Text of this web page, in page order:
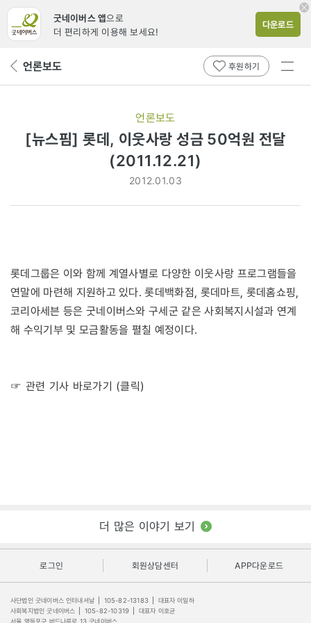
굿네이버스 앱으로
더 편리하게 이용해 보세요!
다운로드
뒤 언론보도 후원하기
전체
언론보도
[뉴스핌] 롯데, 이웃사랑 성금 50억원 전달
(2011.12.21)
2012.01.03
롯데그룹은 이와 함께 계열사별로 다양한 이웃사랑 프로그램들을
연말에 마련해 지원하고 있다. 롯데백화점, 롯데마트, 롯데홈쇼핑,
코리아세븐 등은 굿네이버스와 구세군 같은 사회복지시설과 연계
해 수익기부 및 모금활동을 펼칠 예정이다.
☞ 관련 기사 바로가기 (클릭)
더 많은 이야기 보기
로그인 회원상담센터 APP다운로드
사단법인 굿네이버스 인터내셔날 105-82-13183
대표자 이일하
사회복지법인 굿네이버스
105-82-10319
대표자 이호균
서울 영등포구 버드나루로 13 굿네이버스